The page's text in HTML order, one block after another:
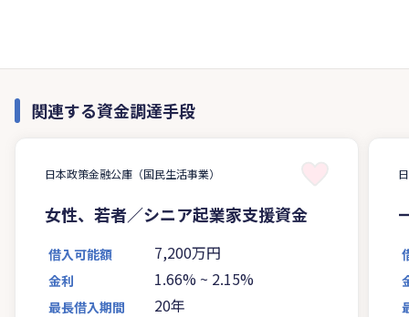
関連する資金調達手段
日本政策金融公庫（国民生活事業）
女性、若者／シニア起業家支援資金
借入可能額 7,200万円
金利 1.66% ~ 2.15%
最長借入期間 20年